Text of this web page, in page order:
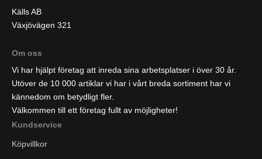
Källs AB
Växjövägen 321
Om oss
Vi har hjälpt företag att inreda sina arbetsplatser i över 30 år.
Utöver de 10 000 artiklar vi har i vårt breda sortiment har vi
kännedom om betydligt fler.
Välkommen till ett företag fullt av möjligheter!
Kundservice
Köpvillkor